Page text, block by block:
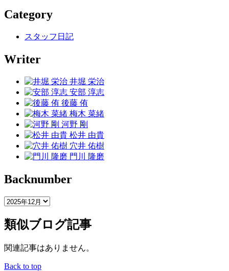
Category
スタッフ日記
Writer
井堀 栄治
安部 淳志
後藤 侑
梅木 菜緒
河野 剛
松井 由貴
穴井 佑樹
門川 隆磨
Backnumber
類似ブログ記事
関連記事はありません。
Back to top